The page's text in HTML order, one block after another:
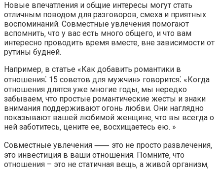
Новые впечатления и общие интересы могут стать
отличным поводом для разговоров‚ смеха и приятных
воспоминаний. Совместные увлечения помогают
вспомнить‚ что у вас есть много общего‚ и что вам
интересно проводить время вместе‚ вне зависимости от
рутины будней.​
Например‚ в статье «Как добавить романтики в
отношения⁚ 15 советов для мужчин» говорится⁚ «Когда
отношения длятся уже многие годы‚ мы нередко
забываем‚ что простые романтические жесты и знаки
внимания поддерживают огонь любви. Они наглядно
показывают вашей любимой женщине‚ что вы всегда о
ней заботитесь‚ цените ее‚ восхищаетесь ею.​ »
Совместные увлечения ⸺ это не просто развлечения‚
это инвестиция в ваши отношения. Помните‚ что
отношения – это не статичная вещь‚ а живой организм‚